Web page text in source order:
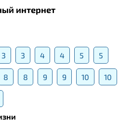
интернет
3 3 4 4 5 5
8 8 9 9 10 10